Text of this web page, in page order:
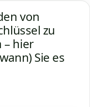
von
zu
hier
Sie es